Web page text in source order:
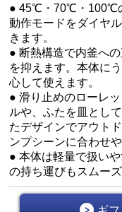
● 45℃・70℃・100℃
動作モードをダイヤ
きます。
● 断熱構造で内釜へ
を抑えます。本体に
心して使えます。
● 滑り止めのローレ
ルや、ふたを皿とし
たデザインでアウト
ンプシーンに合わせ
● 本体は軽量で扱い
の持ち運びもスムーズ